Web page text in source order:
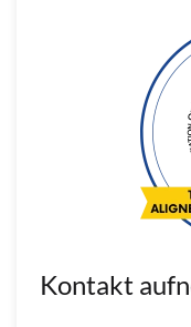
Kontakt